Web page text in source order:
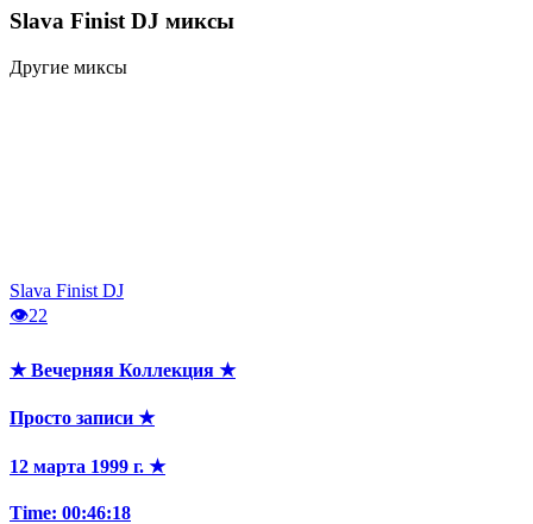
Slava Finist DJ миксы
Другие миксы
Slava Finist DJ
👁22
★ Вечерняя Коллекция ★
Просто записи ★
12 марта 1999 г. ★
Time: 00:46:18